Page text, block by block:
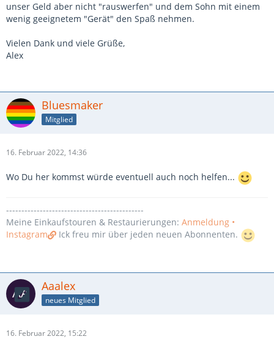
unser Geld aber nicht "rauswerfen" und dem Sohn mit einem
wenig geeignetem "Gerät" den Spaß nehmen.
Vielen Dank und viele Grüße,
Alex
Bluesmaker
Mitglied
16. Februar 2022, 14:36
Wo Du her kommst würde eventuell auch noch helfen...
---------------------------------------------
Meine Einkaufstouren & Restaurierungen: Anmeldung •
Instagram
Ick freu mir über jeden neuen Abonnenten.
Aaalex
neues Mitglied
16. Februar 2022, 15:22